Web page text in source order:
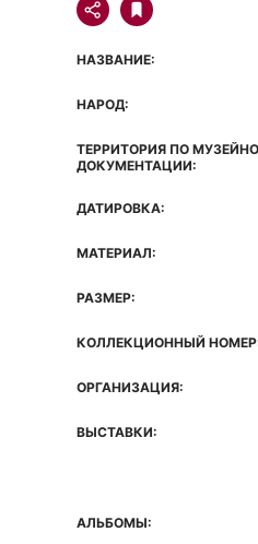
НАЗВАНИЕ:
НАРОД:
ТЕРРИТОРИЯ ПО
ДОКУМЕНТАЦИИ:
ДАТИРОВКА:
МАТЕРИАЛ:
РАЗМЕР:
КОЛЛЕКЦИОННЫЙ
ОРГАНИЗАЦИЯ:
ВЫСТАВКИ:
АЛЬБОМЫ: